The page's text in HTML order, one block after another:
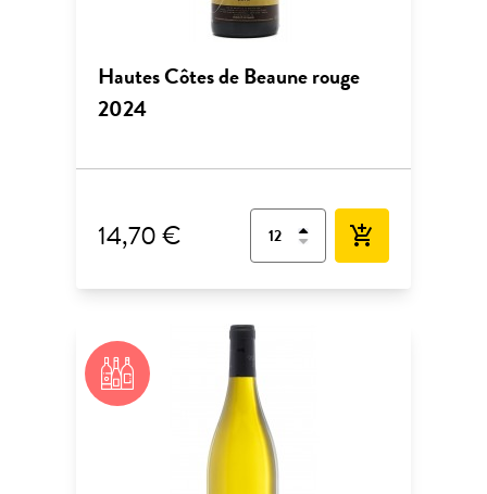
Hautes Côtes de Beaune rouge
2024
14,70 € add_shopping_cart